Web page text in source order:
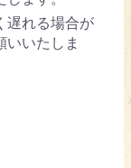
遅れる場合が
いいたしま